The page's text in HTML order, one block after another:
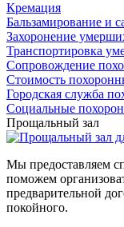
Кремация
Бальзамирование и
Захоронение
Транспортировка
Сопровождение
Стоимость
Городская служба
Социальные
Прощальный зал
Мы предоставляем
поможем
предварительной
покойного.